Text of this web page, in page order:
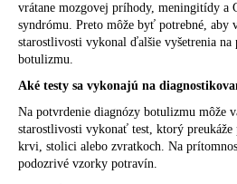
vrátane mozgovej príhody, meningitídy a
syndrómu. Preto môže byť potrebné, aby
starostlivosti vykonal ďalšie vyšetrenia na
botulizmu.
Aké testy sa vykonajú na
Na potvrdenie diagnózy botulizmu môže
starostlivosti vykonať test, ktorý
krvi, stolici alebo zvratkoch. Na
podozrivé vzorky potravín.